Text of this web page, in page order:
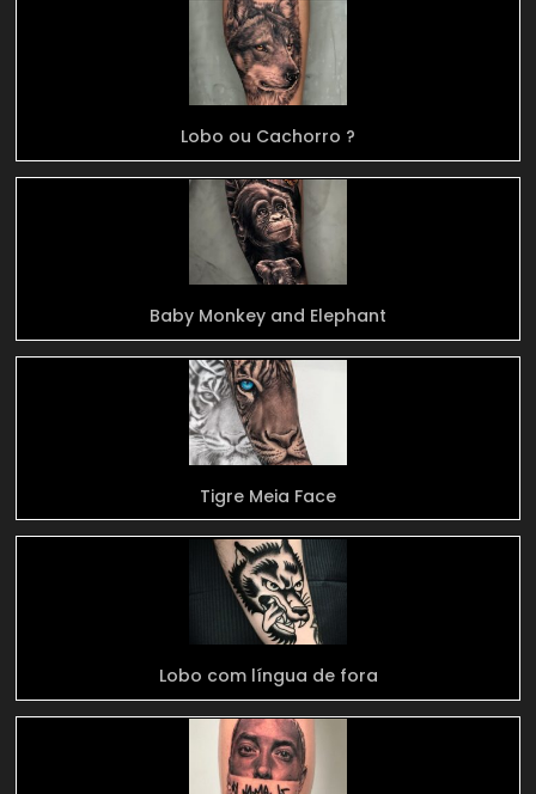
Lobo ou Cachorro ?
Baby Monkey and Elephant
Tigre Meia Face
Lobo com língua de fora